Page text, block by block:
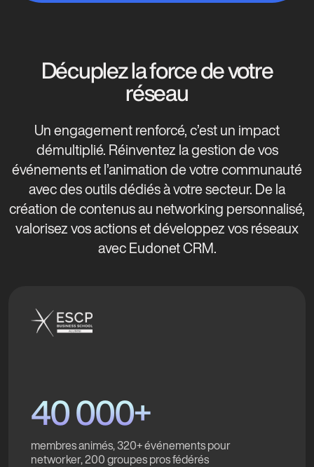
Décuplez la force de votre
réseau
Un engagement renforcé, c’est un impact
démultiplié. Réinventez la gestion de vos
événements et l’animation de votre communauté
avec des outils dédiés à votre secteur. De la
création de contenus au networking personnalisé,
valorisez vos actions et développez vos réseaux
avec Eudonet CRM.
40 000+
membres animés, 320+ événements pour
networker, 200 groupes pros fédérés